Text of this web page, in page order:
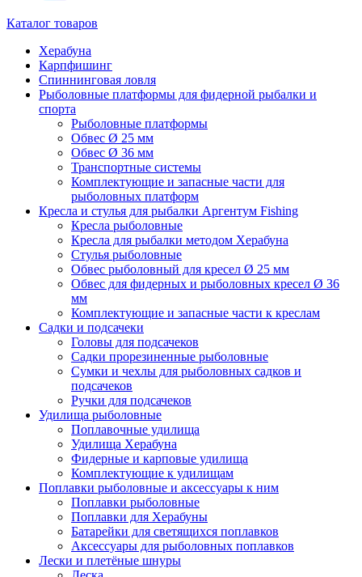
Каталог товаров
Херабуна
Карпфишинг
Спиннинговая ловля
Рыболовные платформы для фидерной рыбалки и
спорта
Рыболовные платформы
Обвес Ø 25 мм
Обвес Ø 36 мм
Транспортные системы
Комплектующие и запасные части для
рыболовных платформ
Кресла и стулья для рыбалки Аргентум Fishing
Кресла рыболовные
Кресла для рыбалки методом Херабуна
Стулья рыболовные
Обвес рыболовный для кресел Ø 25 мм
Обвес для фидерных и рыболовных кресел Ø 36
мм
Комплектующие и запасные части к креслам
Садки и подсачеки
Головы для подсачеков
Садки прорезиненные рыболовные
Сумки и чехлы для рыболовных садков и
подсачеков
Ручки для подсачеков
Удилища рыболовные
Поплавочные удилища
Удилища Херабуна
Фидерные и карповые удилища
Комплектующие к удилищам
Поплавки рыболовные и аксессуары к ним
Поплавки рыболовные
Поплавки для Херабуны
Батарейки для светящихся поплавков
Аксессуары для рыболовных поплавков
Лески и плетёные шнуры